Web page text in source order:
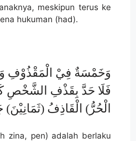
meskipun terus ke
hukuman (had).
وَخَمْسَةٌ فِيْ الْمَقْذُوْفِ
فَلَا حَدَّ بِقَذْفِ الشَّخْصِ
الْحُرُّ) الْقَاذِفُ
zina, pen) adalah berlaku